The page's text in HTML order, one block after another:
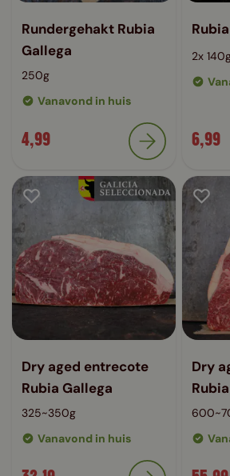
Rundergehakt Rubia
Gallega
250g
Vanavond in huis
4,99
2x
6,99
Dry aged entrecote
Rubia Gallega
325~350g
Vanavond in huis
Dry